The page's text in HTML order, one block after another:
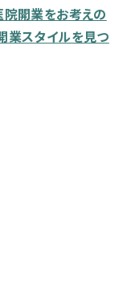
院開業をお考えの
業スタイルを見つ